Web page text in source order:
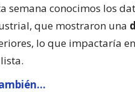
semana conocimos los
que mostraron una
lo que impactaría